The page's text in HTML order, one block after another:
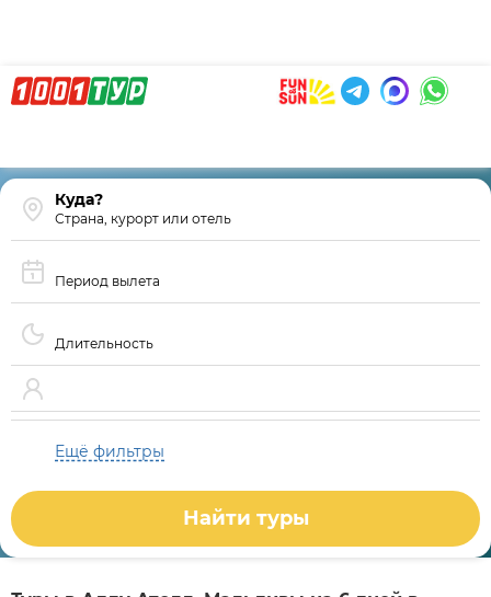
Страна, курорт или отель
Период вылета
Длительность
Ещё фильтры
Найти туры